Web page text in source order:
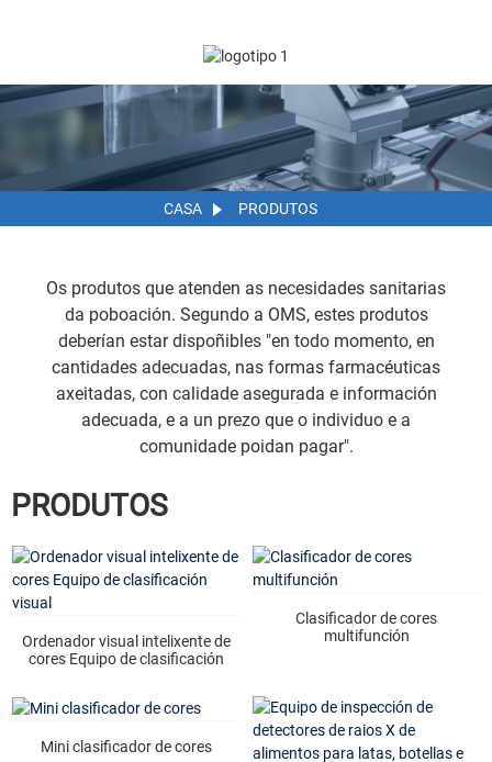
CASA PRODUTOS
Os produtos que atenden as necesidades sanitarias
da poboación. Segundo a OMS, estes produtos
deberían estar dispoñibles "en todo momento, en
cantidades adecuadas, nas formas farmacéuticas
axeitadas, con calidade asegurada e información
adecuada, e a un prezo que o individuo e a
comunidade poidan pagar".
PRODUTOS
Ordenador visual intelixente de
cores Equipo de clasificación
Clasificador de cores
multifunción
Mini clasificador de cores